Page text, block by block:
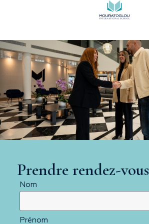
Prendre rendez-vous
Nom
Prénom